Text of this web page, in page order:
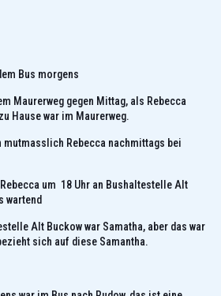
Bus morgens
Maurerweg gegen Mittag, als Rebecca
Hause war im Maurerweg.
mutmasslich Rebecca nachmittags bei
um 18 Uhr an Bushaltestelle Alt
wartend
Alt Buckow war Samatha, aber das war
sich auf diese Samantha.